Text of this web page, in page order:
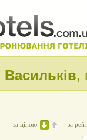
Васильків,
за ціною за